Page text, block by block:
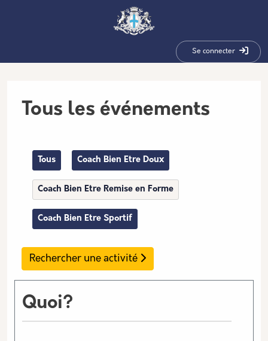
Se connecter
Tous les événements
Tous Coach Bien Etre Doux
Coach Bien Etre Remise en Forme
Coach Bien Etre Sportif
Rechercher une activité
Quoi?
Panneau de gestion des cookies